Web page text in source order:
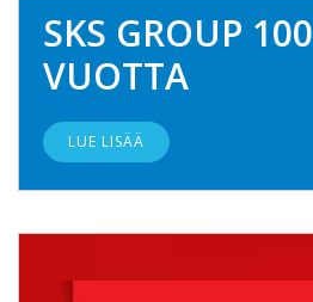
SKS GROUP 100
VUOTTA
LUE LISÄÄ